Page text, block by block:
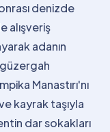
denizde
alışveriş
adanın
Manastırı'nı
kayrak taşıyla
dar sokakları